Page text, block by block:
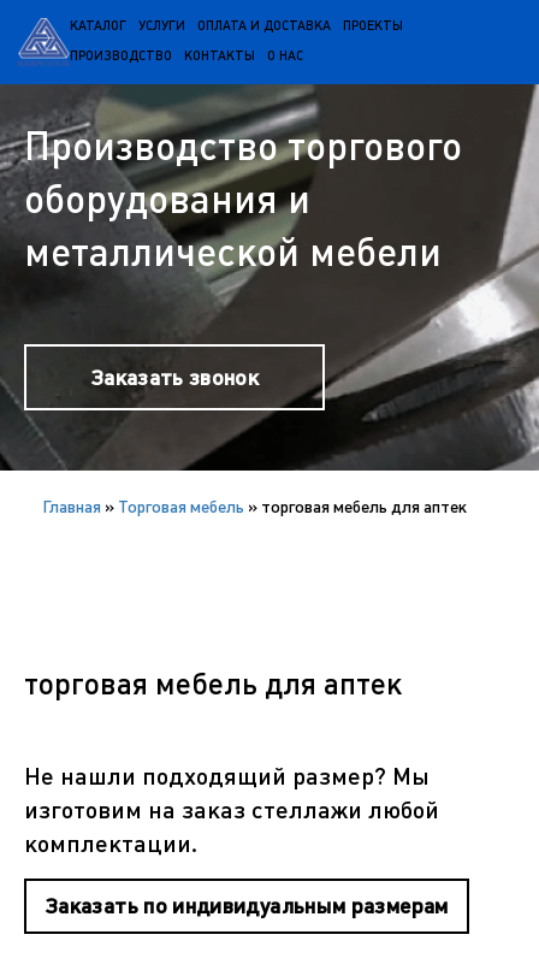
КАТАЛОГ УСЛУГИ ОПЛАТА И ДОСТАВКА ПРОЕКТЫ
ПРОИЗВОДСТВО КОНТАКТЫ О НАС
Производство торгового
оборудования и
металлической мебели
Заказать звонок
Главная » Торговая мебель » торговая мебель для аптек
торговая мебель для аптек
Не нашли подходящий размер? Мы
изготовим на заказ стеллажи любой
комплектации.
Заказать по индивидуальным размерам